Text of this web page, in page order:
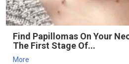
Find Papillomas On Your
The First Stage Of...
More